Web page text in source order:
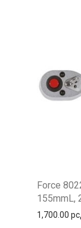
Force
155mmL,
1,700.00